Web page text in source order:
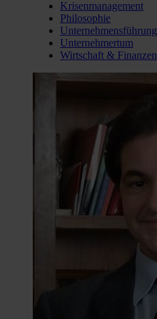
Krisenmanagement
Philosophie
Unternehmensführung
Unternehmertum
Wirtschaft & Finanzen